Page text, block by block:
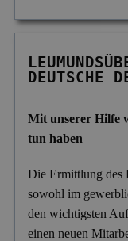
DEUTSCHE
Mit unserer Hilfe
tun haben
Die Ermittlung des
sowohl im
den wichtigsten
einen neuen